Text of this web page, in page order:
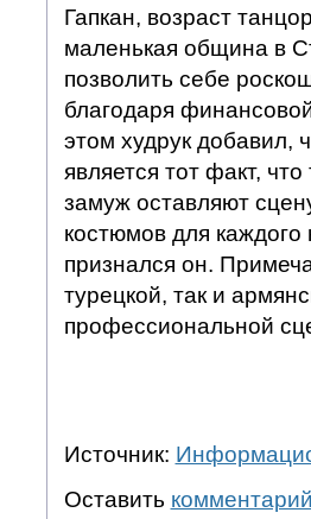
Гапкан, возраст
маленькая община в
позволить себе
благодаря
этом худрук добавил,
является тот факт,
замуж оставляют
костюмов для
признался он.
турецкой, так и
профессиональной
Источник:
Оставить комментарий